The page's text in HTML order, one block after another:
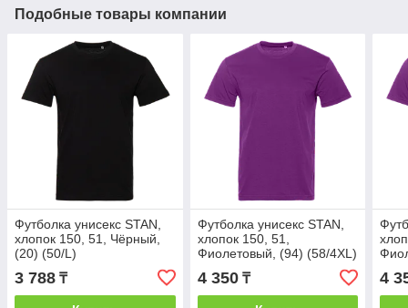
Подобные товары компании
Футболка унисекс STAN,
хлопок 150, 51, Чёрный,
(20) (50/L)
3 788 ₸
Футболка унисекс STAN,
хлопок 150, 51,
Фиолетовый, (94) (58/4XL)
4 350₸ 4